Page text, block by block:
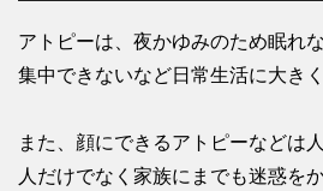
アトピーは、夜かゆみのため眠れ
集中できないなど日常生活に大き
また、顔にできるアトピーなどは
人だけでなく家族にまでも迷惑を